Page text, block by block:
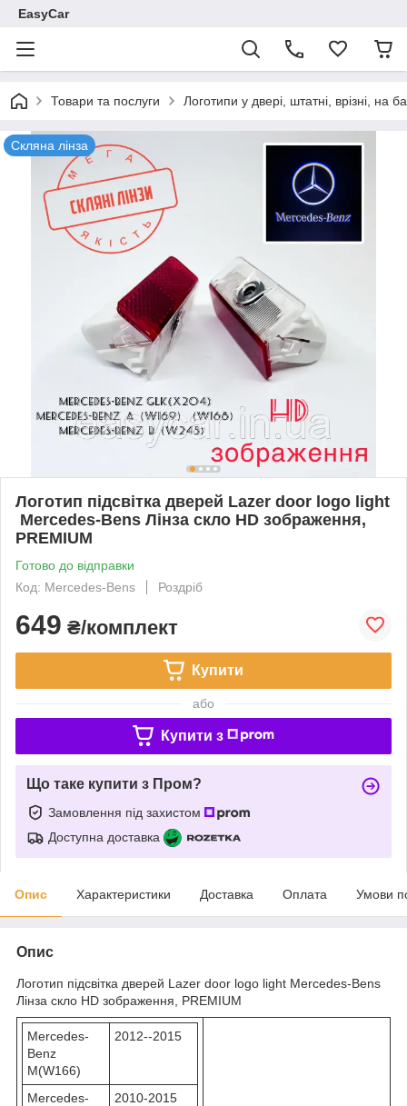
EasyCar
Товари та послуги Логотипи у двері, штатні, врізні, на
Скляна лінза
Логотип підсвітка дверей Lazer door logo light
Mercedes-Bens Лінза скло HD зображення,
PREMIUM
Готово до відправки
Код: Mercedes-Bens
Роздріб
649 ₴/комплект
Купити
або
Купити з
Що таке купити з Пром?
Замовлення під захистом
Доступна доставка
Опис Характеристики Доставка Оплата Умови
Опис
Логотип підсвітка дверей Lazer door logo light Mercedes-Bens
Лінза скло HD зображення, PREMIUM
Mercedes-
Benz
M(W166)
2012--2015
Mercedes-
2010-2015